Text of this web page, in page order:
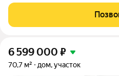
близостью к инфраструктуре: в
находятся ТЦ «Горизонт»,
6 599 000 ₽
70,7 м² дом, участок